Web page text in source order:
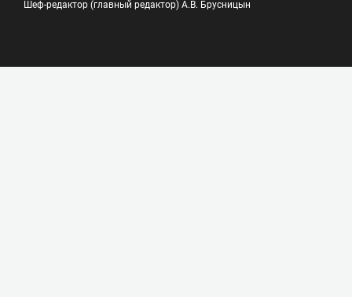
Шеф-редактор (главный редактор) А.В. Брусницын